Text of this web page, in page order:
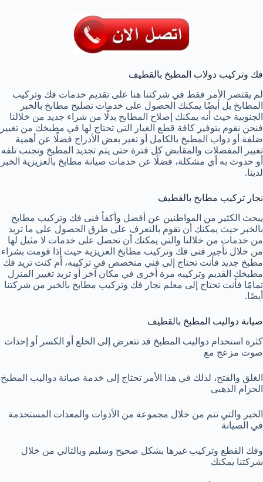
فك وتركيب دولاب المطبخ بالقطيف
لم يقتصر الأمر فقط في شركتنا هنا على تقديم خدمات فك وتركيب
المطابخ بل أيضًا يمكنك الحصول على خدمات تصليح مطابخ بالخبر
الجنوبية حيث أنه يمكنك إصلاح المطابخ بدلًا من شراء جديد من خلالنا
فنحن نقوم بتوفير كافة قطع الغيار التي تحتاج لها في مطبخك من تغيير
ضلفة أو دواب المطبخ بالكامل أو تغير بعض الأدراج فضلًا عن أهمية
تغيير المفصلات والمقابض كل فترة حتى يتم تجديد المطبخ وتجنب تلفه
أو حدوث به أي مشكلة، فضلًا عن خدمات صيانة مطابخ بالعزيزية الخبر
لدينا.
نجار تركيب مطابخ بالقطيف
يبحث الكثير من المواطنين عن أفضل وأكفأ فنى فك وتركيب مطابخ
بالخبر حيث يمكنك أن تقوم بالتعرف على طرق الحصول على ما تريد
من خدمات من خلالنا والتي يمكنك أن تحصل على خدمات لا مثيل لها
من خلال تأجير فنى فك وتركيب مطابخ العزيزية حيث إذا قومت بشراء
مطبخ جديد فأنت تحتاج إلى فني متخصص في تركيبه، أم كنت تريد فك
مطبخك القديم وتركيبه مرة أخرى في مكان آخر أو تريد تغيير المنزل
تمامًا فأنت تحتاج إلى معلم نجار فك وتركيب مطابخ بالخبر من شركتنا
أيضًا.
صيانة دواليب المطبخ بالقطيف
كثرة استخدام دواليب المطبخ قد تتعرض إلى الخلع أو الكسر أو إحداث
صوت مزعج مع
الغلق والفتح، لذلك في هذا الأمر تحتاج إلى خدمة صيانة دواليب المطبخ
الحزام الذهبى
الخبر والتي تتم من خلال مجموعة من الأدوات والمعدات المستخدمة
في الصيانة
وفك القطع وتركيب غيرها بشكل صحيح وسليم وبالتالي من خلال
شركتنا يمكنك